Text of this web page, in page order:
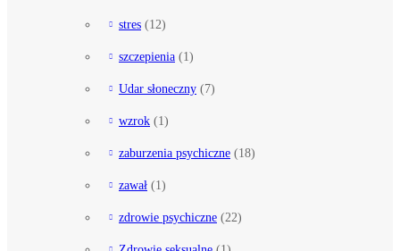
stres (12)
szczepienia (1)
Udar słoneczny (7)
wzrok (1)
zaburzenia psychiczne (18)
zawał (1)
zdrowie psychiczne (22)